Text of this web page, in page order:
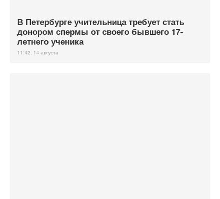
В Петербурге учительница требует стать
донором спермы от своего бывшего 17-
летнего ученика
11:42, 14 августа